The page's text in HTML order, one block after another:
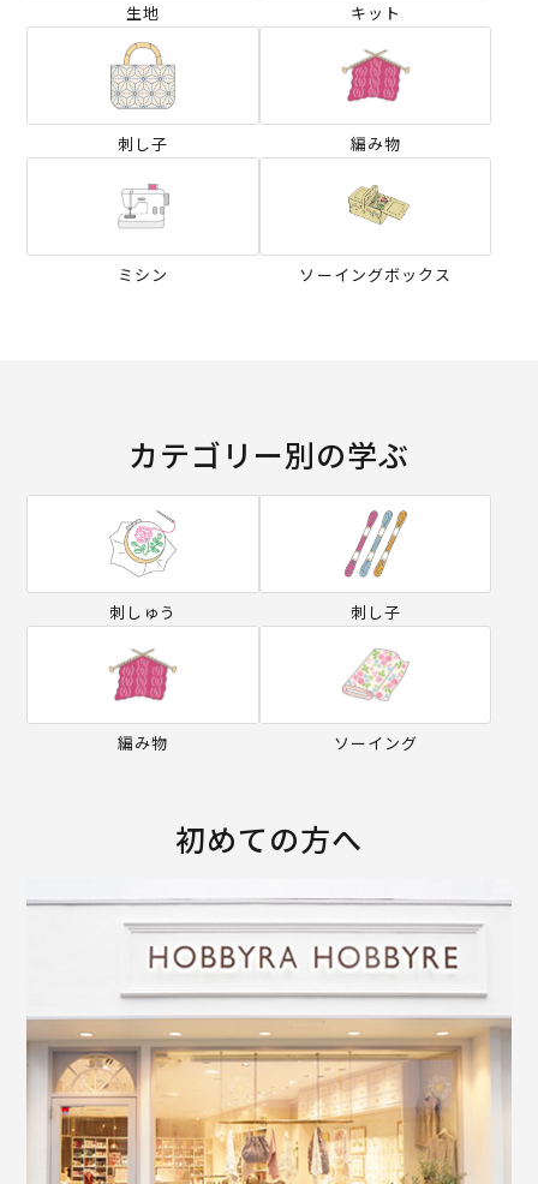
生地 キット
刺し子 編み物
ミシン ソーイングボックス
カテゴリー別の学ぶ
刺しゅう 刺し子
編み物 ソーイング
初めての方へ